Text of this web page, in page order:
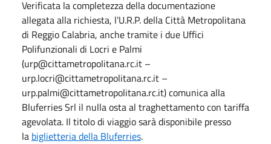
Verificata la completezza della documentazione
allegata alla richiesta, l’U.R.P. della Città Metropolitana
di Reggio Calabria, anche tramite i due Uffici
Polifunzionali di Locri e Palmi
(urp@cittametropolitana.rc.it –
urp.locri@cittametropolitana.rc.it –
urp.palmi@cittametropolitana.rc.it) comunica alla
Bluferries Srl il nulla osta al traghettamento con tariffa
agevolata. Il titolo di viaggio sarà disponibile presso
la biglietteria della Bluferries.